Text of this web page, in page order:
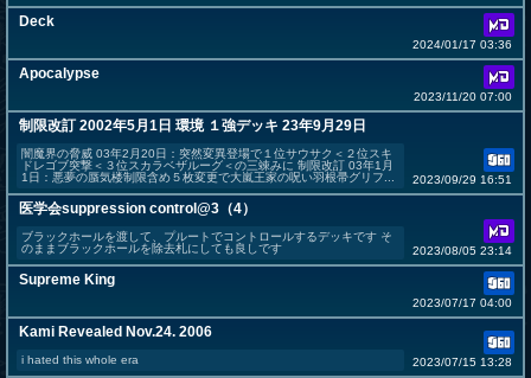
Deck
2024/01/17 03:36
Apocalypse
2023/11/20 07:00
制限改訂 2002年5月1日 環境 １強デッキ 23年9月29日
闇魔界の脅威 03年2月20日：突然変異登場で１位サウサク＜２位スキ
ドレゴブ突撃＜３位スカラベザルーグ＜の三竦みに 制限改訂 03年1月
1日：悪夢の蜃気楼制限含め５枚変更で大嵐王家の呪い羽根帚グリフ...
2023/09/29 16:51
医学会suppression control@3（4）
ブラックホールを渡して、プルートでコントロールするデッキです そ
のままブラックホールを除去札にしても良しです
2023/08/05 23:14
Supreme King
2023/07/17 04:00
Kami Revealed Nov.24. 2006
i hated this whole era 2023/07/15 13:28